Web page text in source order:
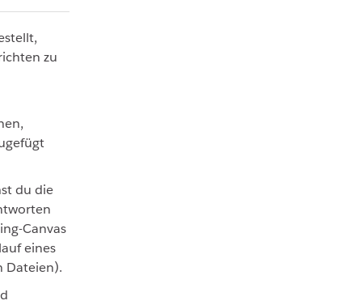
zu
du die
Canvas
eines
Dateien).